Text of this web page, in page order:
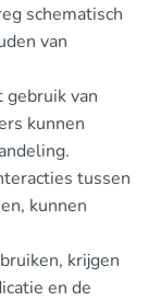
schematisch
van
gebruik van
kunnen
tussen
kunnen
krijgen
en de